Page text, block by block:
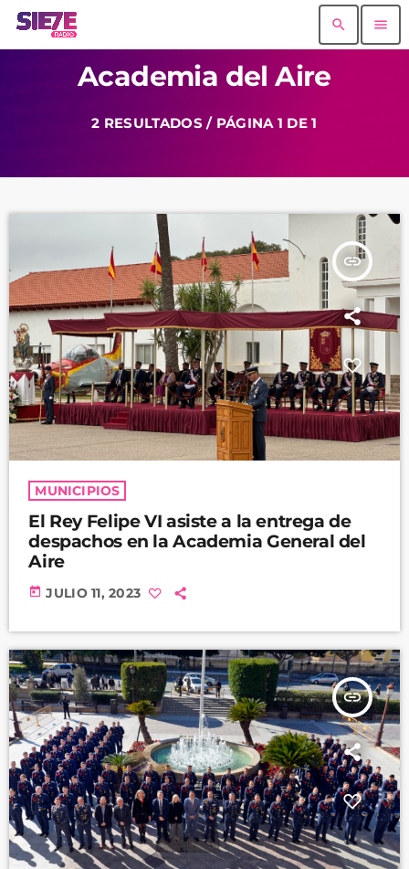
search menu
Academia del Aire
2 RESULTADOS / PÁGINA 1 DE 1
insert_link
MUNICIPIOS
El Rey Felipe VI asiste a la entrega de
despachos en la Academia General del
Aire
today JULIO 11, 2023
insert_link